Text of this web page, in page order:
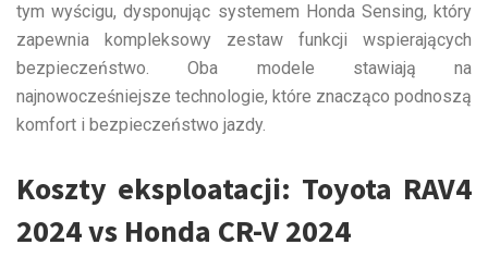
tym wyścigu, dysponując systemem Honda Sensing, który
zapewnia kompleksowy zestaw funkcji wspierających
bezpieczeństwo. Oba modele stawiają na
najnowocześniejsze technologie, które znacząco podnoszą
komfort i bezpieczeństwo jazdy.
Koszty eksploatacji: Toyota RAV4
2024 vs Honda CR-V 2024